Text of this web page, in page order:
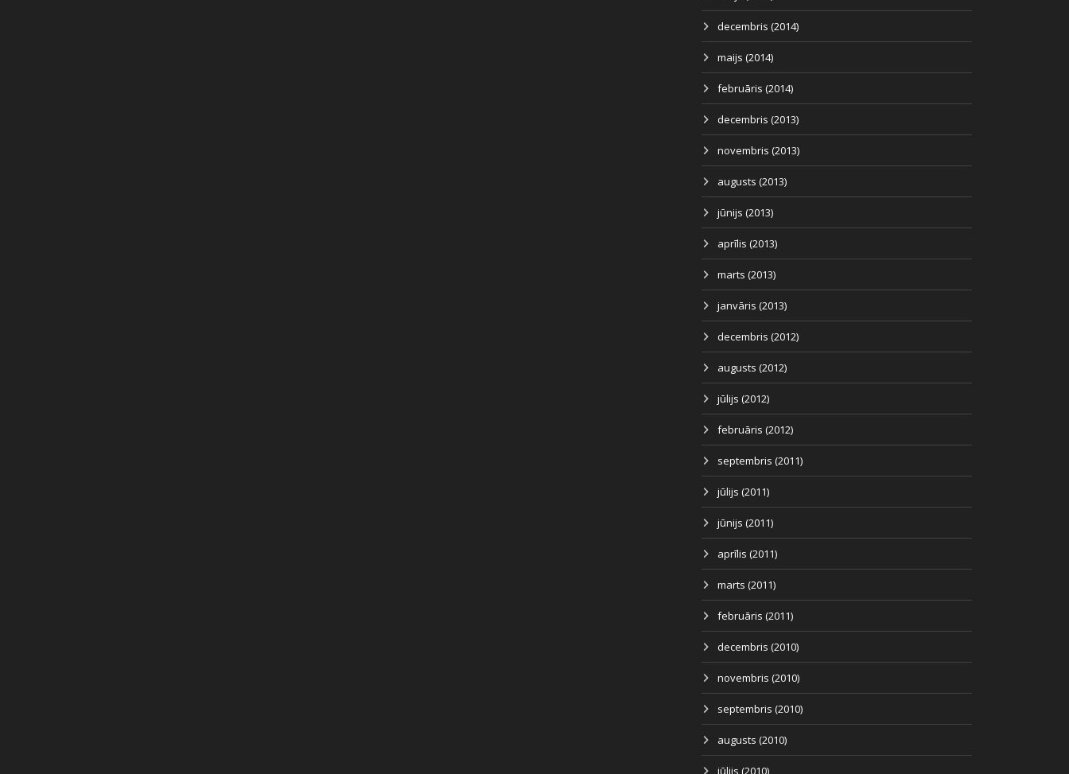
decembris (2014)
maijs (2014)
februāris (2014)
decembris (2013)
novembris (2013)
augusts (2013)
jūnijs (2013)
aprīlis (2013)
marts (2013)
janvāris (2013)
decembris (2012)
augusts (2012)
jūlijs (2012)
februāris (2012)
septembris (2011)
jūlijs (2011)
jūnijs (2011)
aprīlis (2011)
marts (2011)
februāris (2011)
decembris (2010)
novembris (2010)
septembris (2010)
augusts (2010)
jūlijs (2010)